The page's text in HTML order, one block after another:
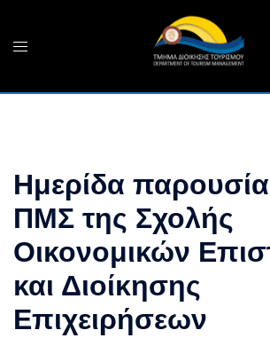
content
Toggle
Ημερίδα
ΠΜΣ της Σχολής
Οικονομικών
και Διοίκησης
Επιχειρήσεων